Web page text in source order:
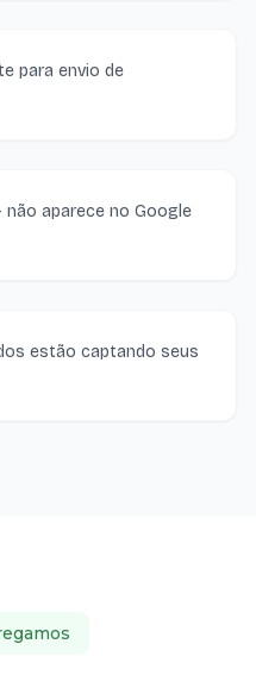
para envio de
aparece no Google
estão captando seus